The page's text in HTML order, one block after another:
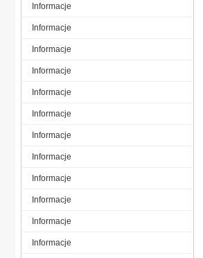
Informacje
Informacje
Informacje
Informacje
Informacje
Informacje
Informacje
Informacje
Informacje
Informacje
Informacje
Informacje